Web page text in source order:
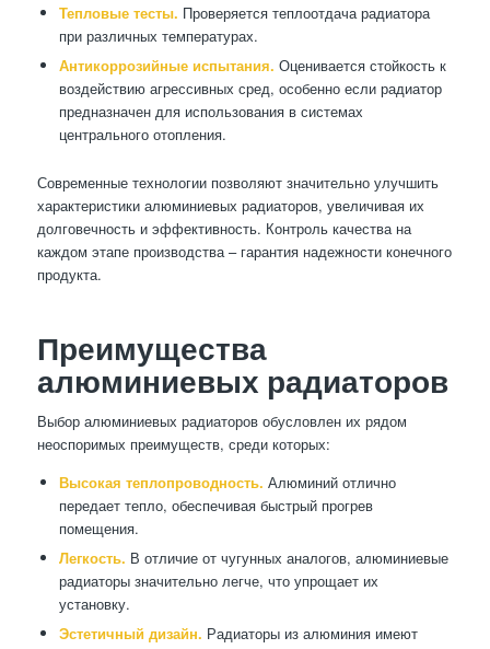
Тепловые тесты. Проверяется теплоотдача радиатора
при различных температурах.
Антикоррозийные испытания. Оценивается стойкость к
воздействию агрессивных сред, особенно если радиатор
предназначен для использования в системах
центрального отопления.
Современные технологии позволяют значительно улучшить
характеристики алюминиевых радиаторов, увеличивая их
долговечность и эффективность. Контроль качества на
каждом этапе производства – гарантия надежности конечного
продукта.
Преимущества
алюминиевых радиаторов
Выбор алюминиевых радиаторов обусловлен их рядом
неоспоримых преимуществ, среди которых:
Высокая теплопроводность. Алюминий отлично
передает тепло, обеспечивая быстрый прогрев
помещения.
Легкость. В отличие от чугунных аналогов, алюминиевые
радиаторы значительно легче, что упрощает их
установку.
Эстетичный дизайн. Радиаторы из алюминия имеют